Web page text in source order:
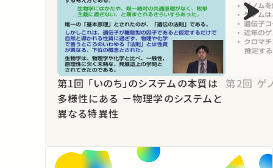
第1回 「いのち」のシステムの本質は
多様性にある －物理学のシステムと
異なる特異性
第2